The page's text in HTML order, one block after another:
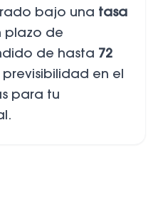
bajo una tasa
plazo de
de hasta 72
en el
para tu